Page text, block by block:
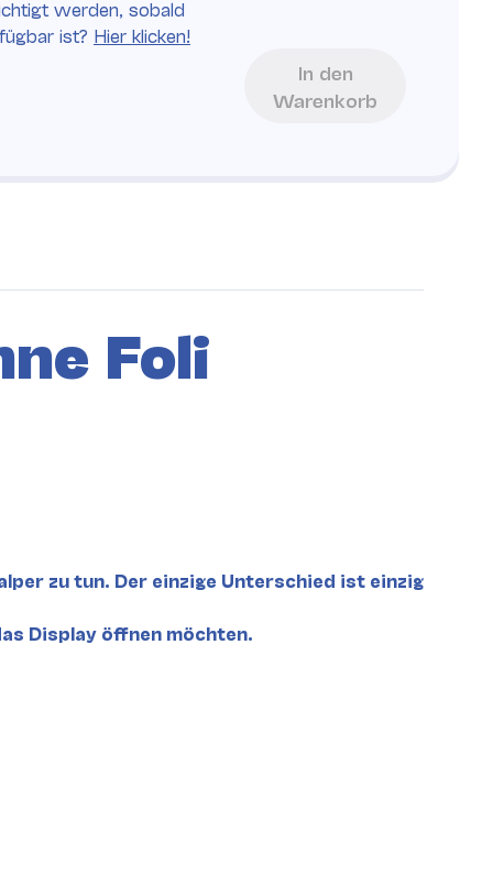
werden, sobald
ist? Hier klicken!
In den
Warenkorb
Foli
zu tun. Der einzige Unterschied ist einzig
Display öffnen möchten.